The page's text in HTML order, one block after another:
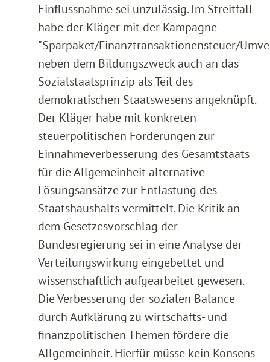
Einflussnahme sei unzulässig. Im Streitfall
habe der Kläger mit der Kampagne
"Sparpaket/Finanztransaktionensteuer/
neben dem Bildungszweck auch an das
Sozialstaatsprinzip als Teil des
demokratischen Staatswesens angeknüpft.
Der Kläger habe mit konkreten
steuerpolitischen Forderungen zur
Einnahmeverbesserung des Gesamtstaats
für die Allgemeinheit alternative
Lösungsansätze zur Entlastung des
Staatshaushalts vermittelt. Die Kritik an
dem Gesetzesvorschlag der
Bundesregierung sei in eine Analyse der
Verteilungswirkung eingebettet und
wissenschaftlich aufgearbeitet gewesen.
Die Verbesserung der sozialen Balance
durch Aufklärung zu wirtschafts- und
finanzpolitischen Themen fördere die
Allgemeinheit. Hierfür müsse kein Konsens